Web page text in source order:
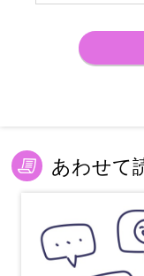
あわせて